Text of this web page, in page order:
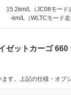
15.2km/L（JC08モード
-km/L（WLTCモード走
ゼットカーゴ
す。上記の仕様・オプ